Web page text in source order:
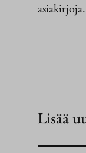
asiakirjoja.
Lisää